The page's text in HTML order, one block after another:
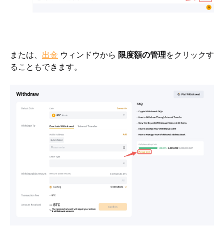
または、 出金 ウィンドウから 限度額の管理をクリックす
ることもできます。